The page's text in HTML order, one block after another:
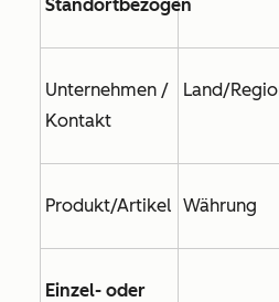
Standortbezogen
Unternehmen /
Kontakt
Land/
Produkt/Artikel Währung
Einzel- oder